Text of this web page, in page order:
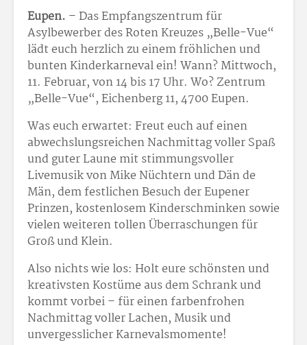
Eupen. – Das Empfangszentrum für
Asylbewerber des Roten Kreuzes „Belle-Vue“
lädt euch herzlich zu einem fröhlichen und
bunten Kinderkarneval ein! Wann? Mittwoch,
11. Februar, von 14 bis 17 Uhr. Wo? Zentrum
„Belle-Vue“, Eichenberg 11, 4700 Eupen.
Was euch erwartet: Freut euch auf einen
abwechslungsreichen Nachmittag voller Spaß
und guter Laune mit stimmungsvoller
Livemusik von Mike Nüchtern und Dän de
Män, dem festlichen Besuch der Eupener
Prinzen, kostenlosem Kinderschminken sowie
vielen weiteren tollen Überraschungen für
Groß und Klein.
Also nichts wie los: Holt eure schönsten und
kreativsten Kostüme aus dem Schrank und
kommt vorbei – für einen farbenfrohen
Nachmittag voller Lachen, Musik und
unvergesslicher Karnevalsmomente!